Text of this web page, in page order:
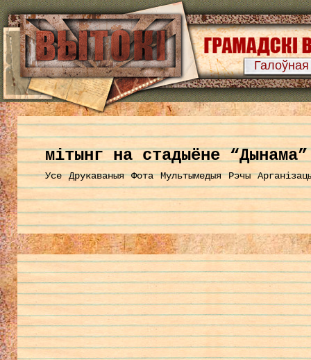
Галоўная
мітынг на стадыёне “Дынама”
Усе Друкаваныя Фота Мультымедыя Рэчы